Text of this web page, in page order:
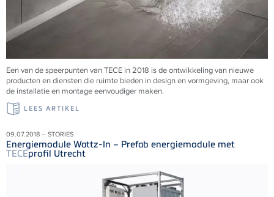
Een van de speerpunten van TECE in 2018 is de ontwikkeling van nieuwe
producten en diensten die ruimte bieden in design en vormgeving, maar ook
de installatie en montage eenvoudiger maken.
LEES ARTIKEL
09.07.2018 – STORIES
Energiemodule Wattz-In – Prefab energiemodule met
TECEprofil Utrecht